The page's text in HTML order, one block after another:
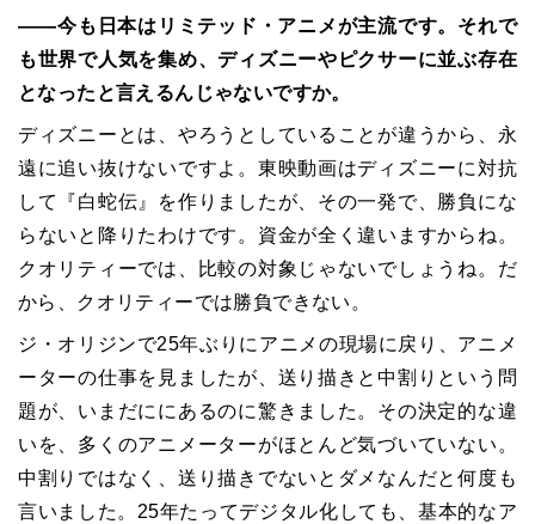
――今も日本はリミテッド・アニメが主流です。それで
も世界で人気を集め、ディズニーやピクサーに並ぶ存在
となったと言えるんじゃないですか。
ディズニーとは、やろうとしていることが違うから、永
遠に追い抜けないですよ。東映動画はディズニーに対抗
して『白蛇伝』を作りましたが、その一発で、勝負にな
らないと降りたわけです。資金が全く違いますからね。
クオリティーでは、比較の対象じゃないでしょうね。だ
から、クオリティーでは勝負できない。
ジ・オリジンで25年ぶりにアニメの現場に戻り、アニメ
ーターの仕事を見ましたが、送り描きと中割りという問
題が、いまだににあるのに驚きました。その決定的な違
いを、多くのアニメーターがほとんど気づいていない。
中割りではなく、送り描きでないとダメなんだと何度も
言いました。25年たってデジタル化しても、基本的なア